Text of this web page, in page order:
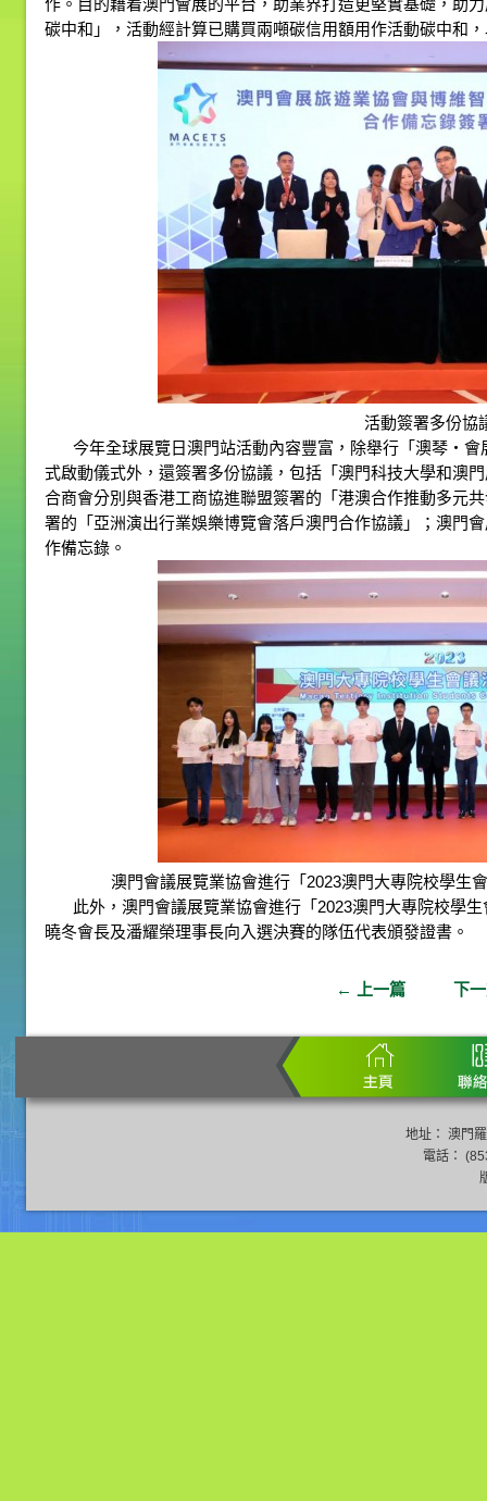
作。目的藉着澳門會展的平台，助業界打造更堅實基礎，助
碳中和」，活動經計算已購買兩噸碳信用額用作活動碳中和
活動簽署多份協
今年全球展覽日澳門站活動內容豐富，除舉行「澳琴‧
式啟動儀式外，還簽署多份協議，包括「澳門科技大學和澳
合商會分別與香港工商協進聯盟簽署的「港澳合作推動多元
署的「亞洲演出行業娛樂博覽會落戶澳門合作協議」；澳門
作備忘錄。
澳門會議展覽業協會進行「2023澳門大專院校學生
此外，澳門會議展覽業協會進行「2023澳門大專院校學
曉冬會長及潘耀榮理事長向入選決賽的隊伍代表頒發證書。
← 上一篇 下
地址： 澳門
電話：